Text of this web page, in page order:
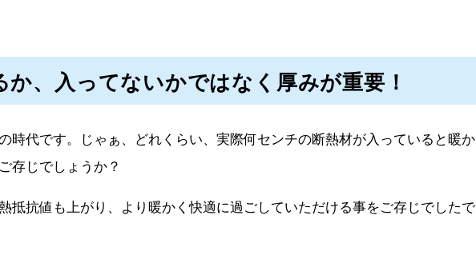
、入ってないかではなく厚みが重要！
時代です。じゃぁ、どれくらい、実際何センチの断熱材が入っていると暖か
存じでしょうか？
抵抗値も上がり、より暖かく快適に過ごしていただける事をご存じでしたで